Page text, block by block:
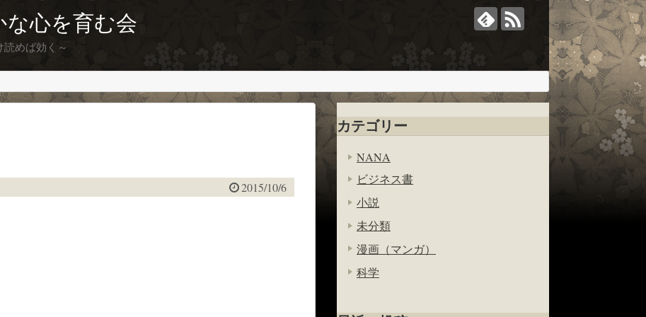
心を育む会
めば効く～
2015/10/6
カテゴリー
NANA
ビジネス書
小説
未分類
漫画（マンガ）
科学